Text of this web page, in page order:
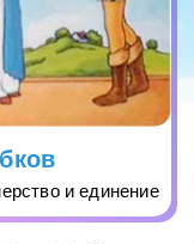
и единение